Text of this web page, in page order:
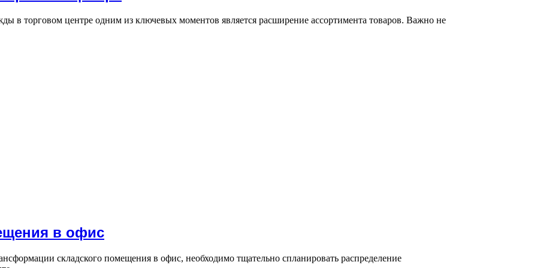
в торговом центре одним из ключевых моментов является расширение ассортимента товаров. Важно не
в офис
складского помещения в офис, необходимо тщательно спланировать распределение